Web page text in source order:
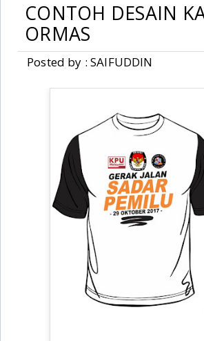
CONTOH DESAIN
ORMAS
Posted by : SAIFUDDIN